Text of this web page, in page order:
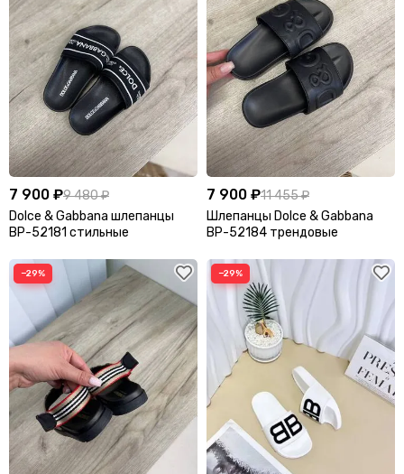
7 900 ₽9 480 ₽
Dolce & Gabbana шлепанцы
BP-52181 стильные
7 900 ₽11 455 ₽
Шлепанцы Dolce & Gabbana
BP-52184 трендовые
−29% −29%